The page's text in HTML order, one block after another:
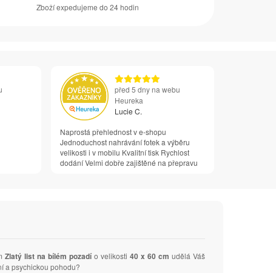
Zboží expedujeme do 24 hodin
před 5 dny na webu
Heureka
Lucie C.
Naprostá přehlednost v e-shopu
Jednoduchost nahrávání fotek a výběru
velikosti i v mobilu Kvalitní tisk Rychlost
dodání Velmi dobře zajištěné na přepravu
Zlatý list na bílém pozadío velikosti 40 x 60 cm udělá Váš
a psychickou pohodu?